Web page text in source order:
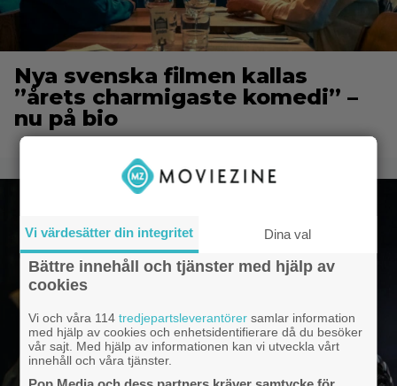
Nya svenska filmen kallas
”årets charmigaste komedi” –
nu på bio
Vi värdesätter din integritet Dina val
Bättre innehåll och tjänster med hjälp av
cookies
Vi och våra 114tredjepartsleverantörer samlar information
med hjälp av cookies och enhetsidentifierare då du besöker
vår sajt. Med hjälp av informationen kan vi utveckla vårt
innehåll och våra tjänster.